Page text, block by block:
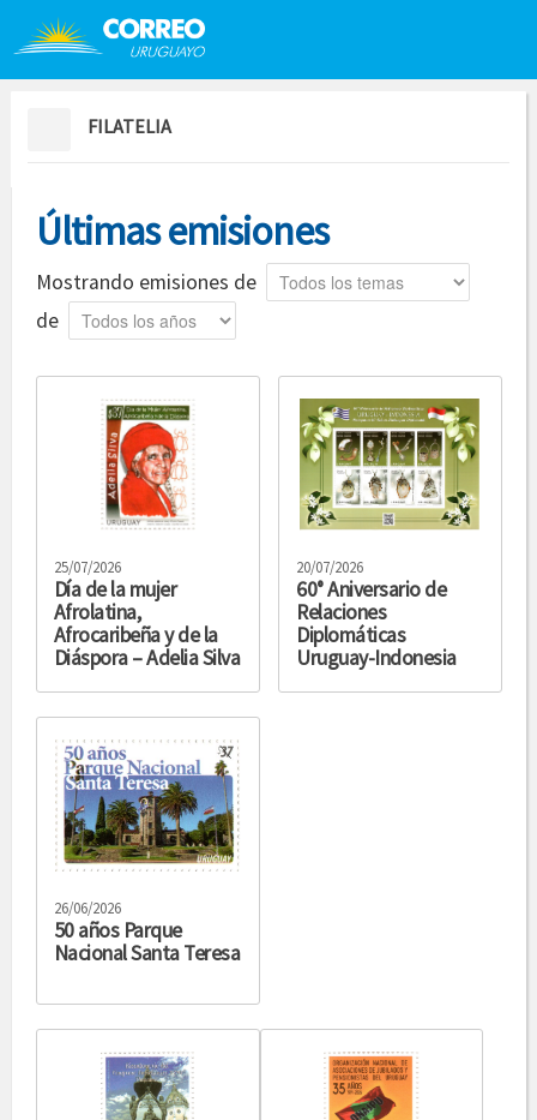
Saltar al contenido
FILATELIA
Últimas emisiones
Mostrando emisiones de Tema
de Año
25/07/2026
Día de la mujer
Afrolatina,
Afrocaribeña y de la
Diáspora – Adelia Silva
20/07/2026
60° Aniversario de
Relaciones
Diplomáticas
Uruguay-Indonesia
26/06/2026
50 años Parque
Nacional Santa Teresa